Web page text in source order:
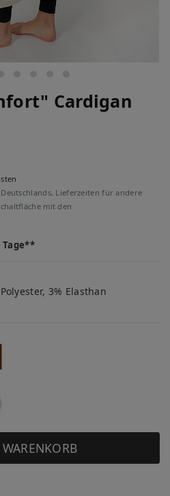
Cardigan
Lieferzeiten für andere
mit den
Tage**
3% Elasthan